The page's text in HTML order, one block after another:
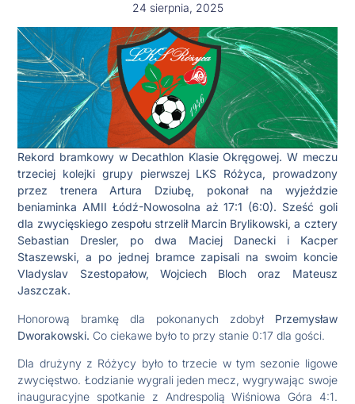
24 sierpnia, 2025
Rekord bramkowy w Decathlon Klasie Okręgowej. W meczu
trzeciej kolejki grupy pierwszej LKS Różyca, prowadzony
przez trenera Artura Dziubę, pokonał na wyjeździe
beniaminka AMII Łódź-Nowosolna aż 17:1 (6:0). Sześć goli
dla zwycięskiego zespołu strzelił Marcin Brylikowski, a cztery
Sebastian Dresler, po dwa Maciej Danecki i Kacper
Staszewski, a po jednej bramce zapisali na swoim koncie
Vladyslav Szestopałow, Wojciech Bloch oraz Mateusz
Jaszczak.
Honorową bramkę dla pokonanych zdobył Przemysław
Dworakowski. Co ciekawe było to przy stanie 0:17 dla gości.
Dla drużyny z Różycy było to trzecie w tym sezonie ligowe
zwycięstwo. Łodzianie wygrali jeden mecz, wygrywając swoje
inauguracyjne spotkanie z Andrespolią Wiśniowa Góra 4:1.